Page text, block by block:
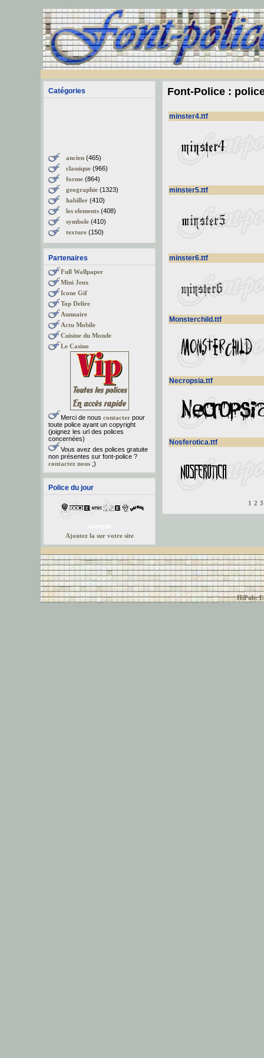
Catégories
ancien(465)
classique(966)
forme(864)
geographie(1323)
habiller(410)
les elements(408)
symbole(410)
texture(150)
Partenaires
Full Wallpaper
Mini Jeux
Icone Gif
Top Delire
Annuaire
Actu Mobile
Cuisine du Monde
Le Casino
Merci de nous contacterpour
toute police ayant un copyright
(joignez les url des polices
concernées)
Vous avez des polices gratuite
non présentes sur font-police ?
contactez nous;)
Police du jour
Ajoutez la sur votre site
Font-Police :
minster4.ttf
minster5.ttf
minster6.ttf
Monsterchild.ttf
Necropsia.ttf
Nosferotica.ttf
1 2 3
HiPub: